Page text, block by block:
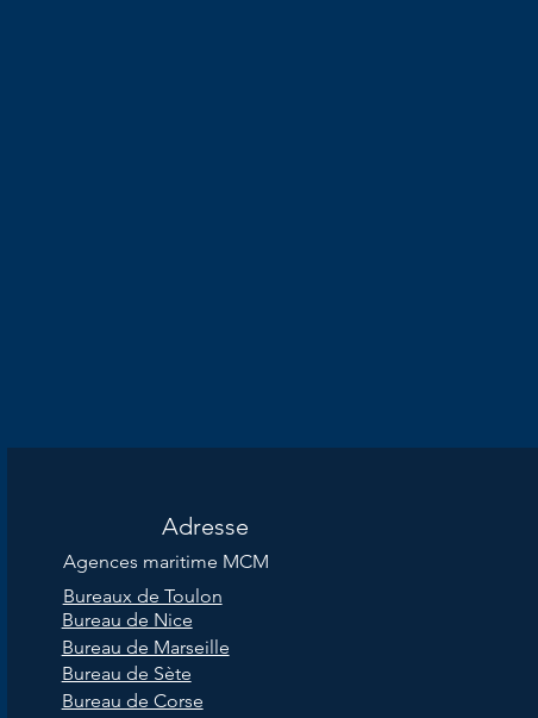
Adresse
Agences maritime MCM
Bureaux de Toulon
Bureau de Nice
Bureau de Marseille
Bureau de Sète
Bureau de Corse